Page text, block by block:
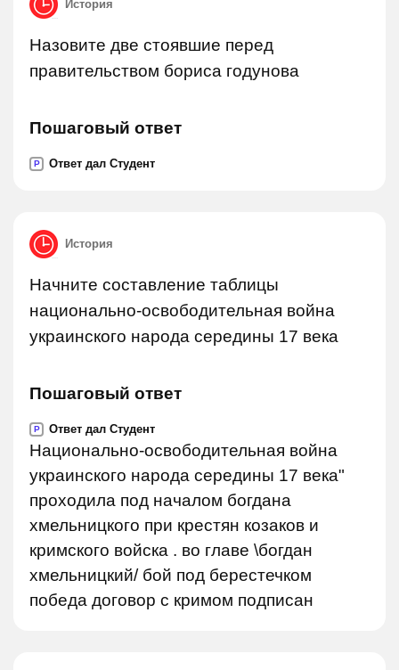
История
Назовите две стоявшие перед
правительством бориса годунова
Пошаговый ответ
P Ответ дал Студент
История
Начните составление таблицы
национально-освободительная война
украинского народа середины 17 века
Пошаговый ответ
P Ответ дал Студент
Национально-освободительная война
украинского народа середины 17 века"
проходила под началом богдана
хмельницкого при крестян козаков и
кримского войска . во главе \богдан
хмельницкий/ бой под берестечком
победа договор с кримом подписан